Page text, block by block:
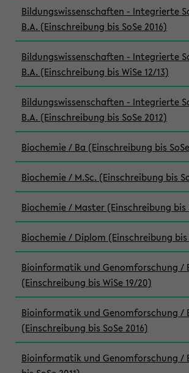
Bildungswissenschaften - Integrierte
B.A. (Einschreibung bis SoSe 2016)
Bildungswissenschaften - Integrierte
B.A. (Einschreibung bis WiSe 12/13)
Bildungswissenschaften - Integrierte
B.A. (Einschreibung bis SoSe 2012)
Biochemie / Ba (Einschreibung bis
Biochemie / M.Sc. (Einschreibung bis
Biochemie / Master (Einschreibung bis
Biochemie / Diplom (Einschreibung bis
Bioinformatik und Genomforschung /
(Einschreibung bis WiSe 19/20)
Bioinformatik und Genomforschung /
(Einschreibung bis SoSe 2016)
Bioinformatik und Genomforschung /